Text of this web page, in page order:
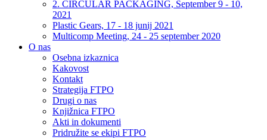
2. CIRCULAR PACKAGING, September 9 - 10,
2021
Plastic Gears, 17 - 18 junij 2021
Multicomp Meeting, 24 - 25 september 2020
O nas
Osebna izkaznica
Kakovost
Kontakt
Strategija FTPO
Drugi o nas
Knjižnica FTPO
Akti in dokumenti
Pridružite se ekipi FTPO